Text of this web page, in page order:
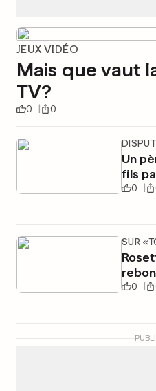
JEUX VIDÉO
Mais que vaut
TV?
0 0
Un
fils
0
SUR
0